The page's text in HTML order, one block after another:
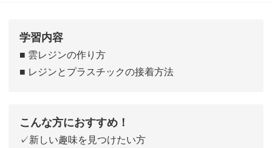
学習内容
■ 雲レジンの作り方
■ レジンとプラスチックの接着方法
こんな方におすすめ！
✓新しい趣味を見つけたい方